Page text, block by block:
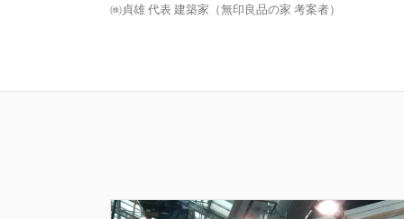
㈱貞雄 代表 建築家（無印良品の家 考案者）